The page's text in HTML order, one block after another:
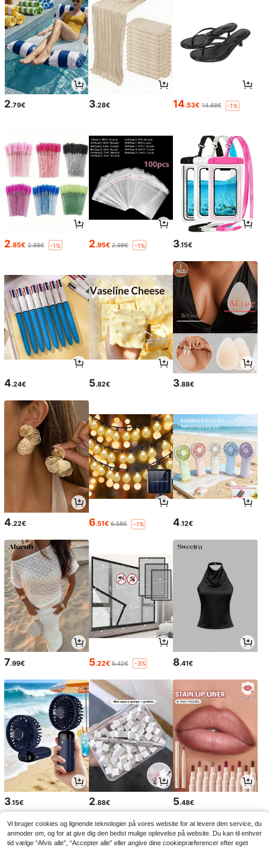
2.79€ 3.28€ 14.53€ 14.68€ -1%
2.85€ 2.88€ -1% 2.95€ 2.98€ -1% 3.15€
4.24€ 5.82€ 3.88€
4.22€ 6.51€ 6.58€ -1% 4.12€
7.99€ 5.22€ 5.42€ -3% 8.41€
3.15€ 2.88€ 5.48€
Vi bruger cookies og lignende teknologier på vores website for at levere den service, du
anmoder om, og for at give dig den bedst mulige oplevelse på website. Du kan til enhver
tid vælge “Afvis alle”, “Accepter alle” eller angive dine cookiepræferencer efter eget